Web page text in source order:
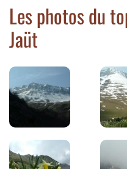
Les photos du
Jaüt